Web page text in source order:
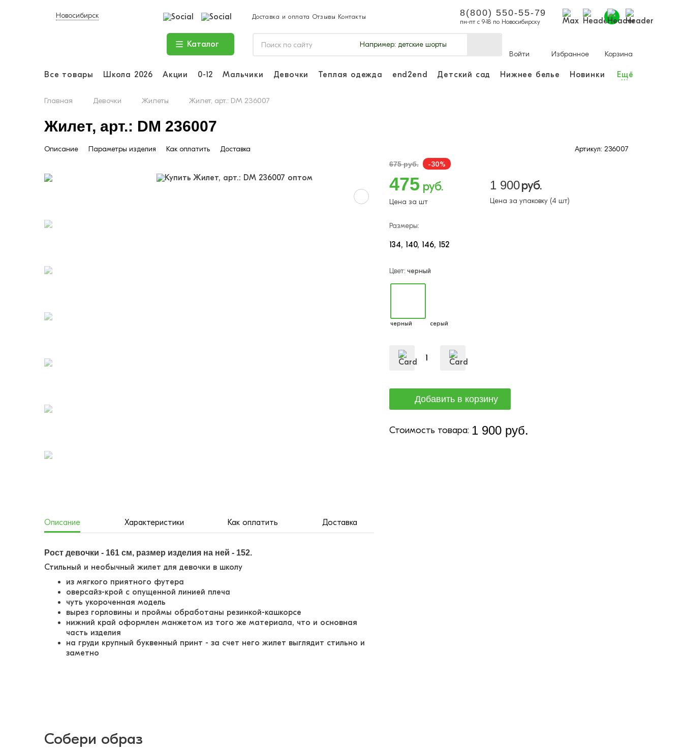
Новосибирск Доставка и оплата Отзывы Контакты 8(800) 550-55-79
пн-пт с 9-18 по Новосибирску
Каталог Например: детские шорты
Войти
Избранное Корзина
Все товары Школа 2026 Акции 0-12 Мальчики Девочки Теплая одежда end2end Детский сад Нижнее белье Новинки Ещё
...
Главная Девочки Жилеты Жилет, арт.: DM 236007
Жилет, арт.: DM 236007
Описание Параметры изделия Как оплатить Доставка Артикул: 236007
675 руб. -30%
475 руб.
Цена за шт
1 900руб.
Цена за упаковку (4 шт)
Размеры:
134 140 146 152
Цвет: черный
черный серый
Стоимость товара: 1 900 руб.
Описание Характеристики Как оплатить Доставка
Рост девочки - 161 см, размер изделия на ней - 152.
Стильный и необычный жилет для девочки в школу
из мягкого приятного футера
оверсайз-крой с опущенной линией плеча
чуть укороченная модель
вырез горловины и проймы обработаны резинкой-кашкорсе
нижний край оформлен манжетом из того же материала, что и основная
часть изделия
на груди крупный буквенный принт - за счет него жилет выглядит стильно и
заметно
Собери образ